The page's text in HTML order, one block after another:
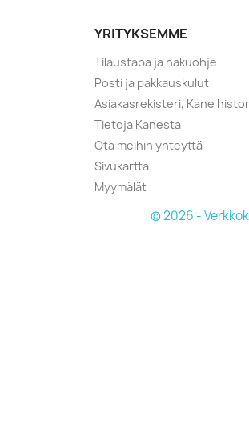
YRITYKSEMME
Tilaustapa ja hakuohje
Posti ja pakkauskulut
Asiakasrekisteri, Kane
Tietoja Kanesta
Ota meihin yhteyttä
Sivukartta
Myymälät
© 2026 -